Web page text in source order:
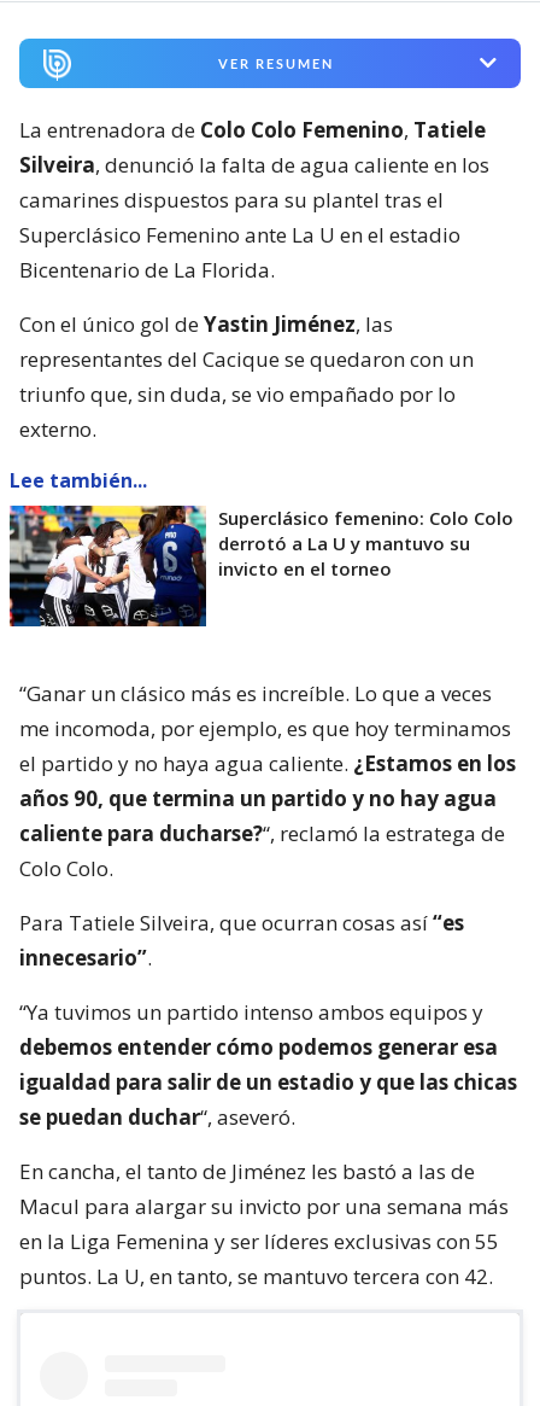
VER RESUMEN
La entrenadora de Colo Colo Femenino, Tatiele
Silveira, denunció la falta de agua caliente en los
camarines dispuestos para su plantel tras el
Superclásico Femenino ante La U en el estadio
Bicentenario de La Florida.
Con el único gol deYastin Jiménez, las
representantes del Cacique se quedaron con un
triunfo que, sin duda, se vio empañado por lo
externo.
Lee también...
Superclásico femenino: Colo Colo
derrotó a La U y mantuvo su
invicto en el torneo
“Ganar un clásico más es increíble. Lo que a veces
me incomoda, por ejemplo, es que hoy terminamos
el partido y no haya agua caliente. ¿Estamos en los
años 90, que termina un partido y no hay agua
caliente para ducharse?“, reclamó la estratega de
Colo Colo.
Para Tatiele Silveira, que ocurran cosas así“es
innecesario”.
“Ya tuvimos un partido intenso ambos equipos y
debemos entender cómo podemos generar esa
igualdad para salir de un estadio y que las chicas
se puedan duchar“, aseveró.
En cancha, el tanto de Jiménez les bastó a las de
Macul para alargar su invicto por una semana más
en la Liga Femenina y ser líderes exclusivas con 55
puntos. La U, en tanto, se mantuvo tercera con 42.